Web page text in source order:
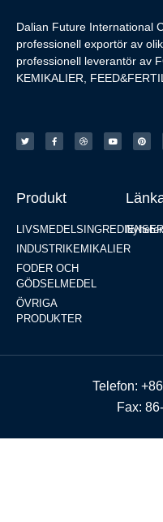
Dalian Future International
professionell exportör av
professionell leverantör av
KEMIKALIER,
Produkt
LIVSMEDELSINGREDIENSER
INDUSTRIKEMIKALIER
FODER OCH
GÖDSELMEDEL
ÖVRIGA
PRODUKTER
Nyheter
Telefon:
Fax: